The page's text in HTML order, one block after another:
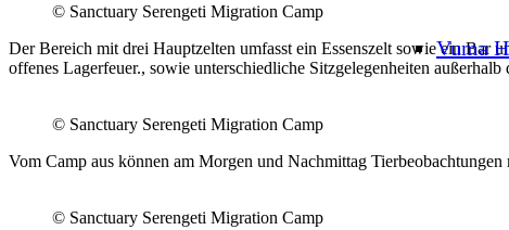
Vuma
© Sanctuary Serengeti Migration Camp
Der Bereich mit drei Hauptzelten umfasst ein Essenszelt sowie ein Bar
offenes Lagerfeuer., sowie unterschiedliche Sitzgelegenheiten außerhalb
© Sanctuary Serengeti Migration Camp
Vom Camp aus können am Morgen und Nachmittag
© Sanctuary Serengeti Migration Camp